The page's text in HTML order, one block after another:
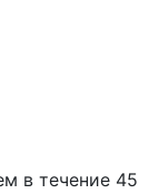
в течение 45